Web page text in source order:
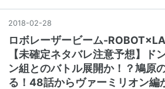
2018-02-28
ロボレーザービーム-
【未確定ネタバレ注意予想】ド
ン組とのバトル展開か！？鳩原
る！48話からヴァーミリオン編